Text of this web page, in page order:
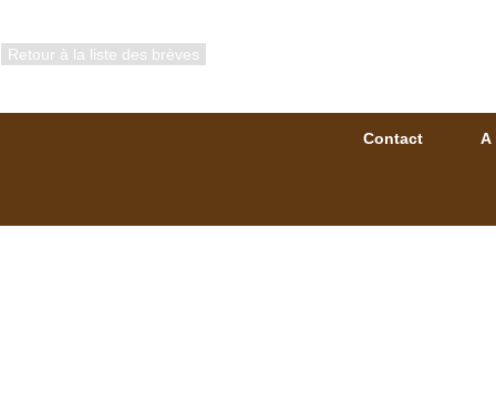
Retour à la liste des brèves
Contact A